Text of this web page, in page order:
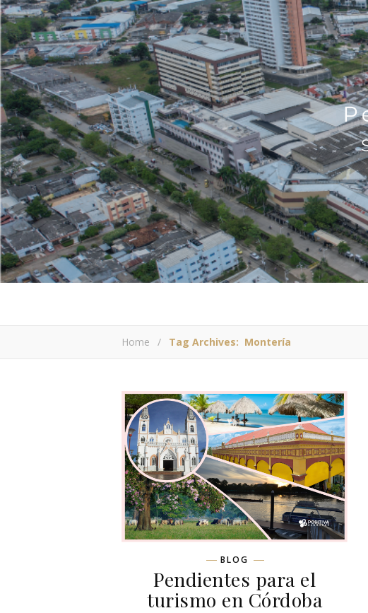
Home / Tag Archives: Montería
BLOG
Pendientes para el
turismo en Córdoba